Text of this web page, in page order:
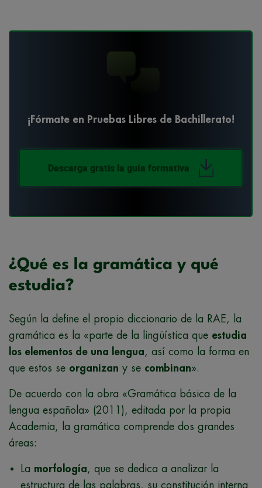
¡Fórmate en Pruebas Libres de Bachillerato!
Descarga gratis la guía formativa
¿Qué es la gramática y qué
estudia?
Según la define el propio diccionario de la RAE, la
gramática es la «parte de la lingüística que estudia
los elementos de una lengua, así como la forma en
que estos se organizan y se combinan».
De acuerdo con la obra «Gramática básica de la
lengua española» (2011), editada por la propia
Academia, la gramática comprende dos grandes
áreas:
La morfología, que se dedica a analizar la
estructura de las palabras, su constitución interna